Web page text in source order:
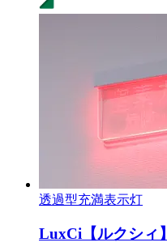
透過型充満表示灯
LuxCi【ルクシィ】